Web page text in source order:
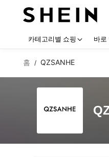
카테고리별 쇼핑 바로
홈 / QZSANHE